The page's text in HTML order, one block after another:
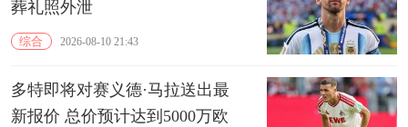
葬礼照外泄
综合 2026-08-10 21:43
多特即将对赛义德·马拉送出最
新报价 总价预计达到5000万欧